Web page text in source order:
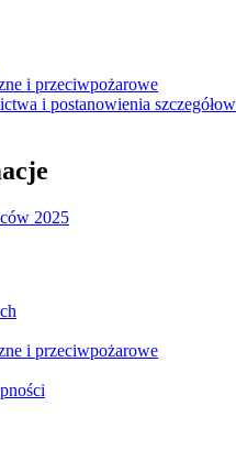
i przeciwpożarowe
i postanowienia
2025
i przeciwpożarowe